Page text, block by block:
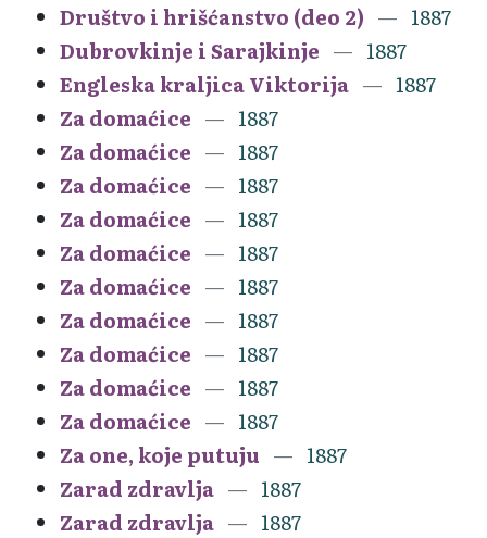
Društvo i hrišćanstvo (deo 2)
1887
Dubrovkinje i Sarajkinje
1887
Engleska kraljica Viktorija
1887
Za domaćice
1887
Za domaćice
1887
Za domaćice
1887
Za domaćice
1887
Za domaćice
1887
Za domaćice
1887
Za domaćice
1887
Za domaćice
1887
Za domaćice
1887
Za domaćice
1887
Za one, koje putuju
1887
Zarad zdravlja
1887
Zarad zdravlja
1887